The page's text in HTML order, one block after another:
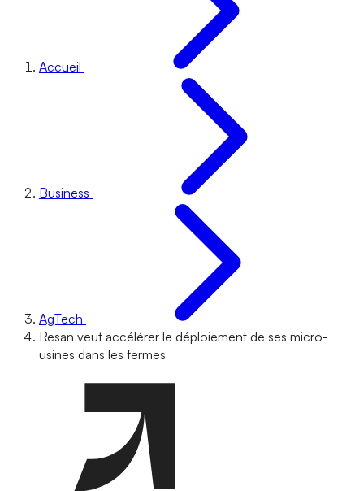
Accueil
Business
AgTech
Resan veut accélérer le déploiement de ses micro-
usines dans les fermes